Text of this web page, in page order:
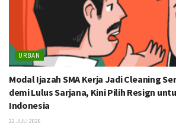
URBAN
Modal Ijazah SMA Kerja Jadi Cleaning
demi Lulus Sarjana, Kini Pilih Resign
Indonesia
22 JULI 2026